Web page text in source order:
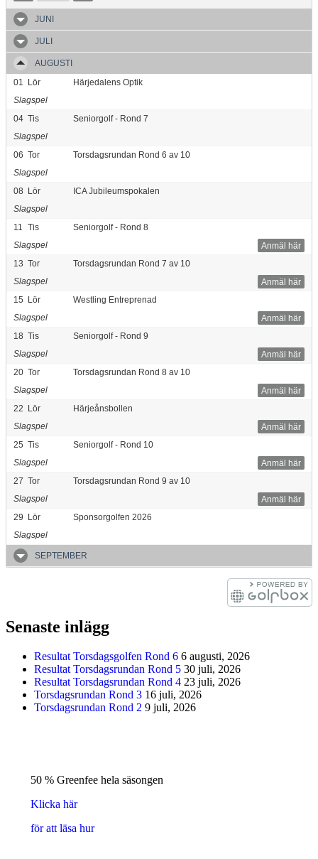
JUNI
JULI
AUGUSTI
01
Lör
Härjedalens Optik
Slagspel
04 Tis
Seniorgolf - Rond 7
Slagspel
06 Tor
Torsdagsrundan Rond 6 av 10
Slagspel
08 Lör
ICA Jubileumspokalen
Slagspel
11
Tis
Seniorgolf - Rond 8
Anmäl här
Slagspel
13 Tor
Torsdagsrundan Rond 7 av 10
Anmäl här
Slagspel
15 Lör
Westling Entreprenad
Anmäl här
Slagspel
18 Tis
Seniorgolf - Rond 9
Anmäl här
Slagspel
20 Tor
Torsdagsrundan Rond 8 av 10
Anmäl här
Slagspel
22 Lör
Härjeånsbollen
Anmäl här
Slagspel
25 Tis
Seniorgolf - Rond 10
Anmäl här
Slagspel
27 Tor
Torsdagsrundan Rond 9 av 10
Anmäl här
Slagspel
29 Lör
Sponsorgolfen 2026
Slagspel
SEPTEMBER
Senaste inlägg
Resultat Torsdagsgolfen Rond 6 6 augusti, 2026
Resultat Torsdagsrundan Rond 5 30 juli, 2026
Resultat Torsdagsrundan Rond 4 23 juli, 2026
Torsdagsrundan Rond 3 16 juli, 2026
Torsdagsrundan Rond 2 9 juli, 2026
50 % Greenfee hela säsongen
Klicka här
för att läsa hur